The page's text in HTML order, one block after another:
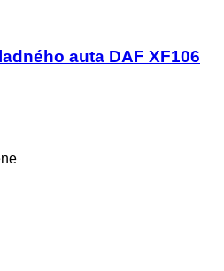
auta DAF XF106